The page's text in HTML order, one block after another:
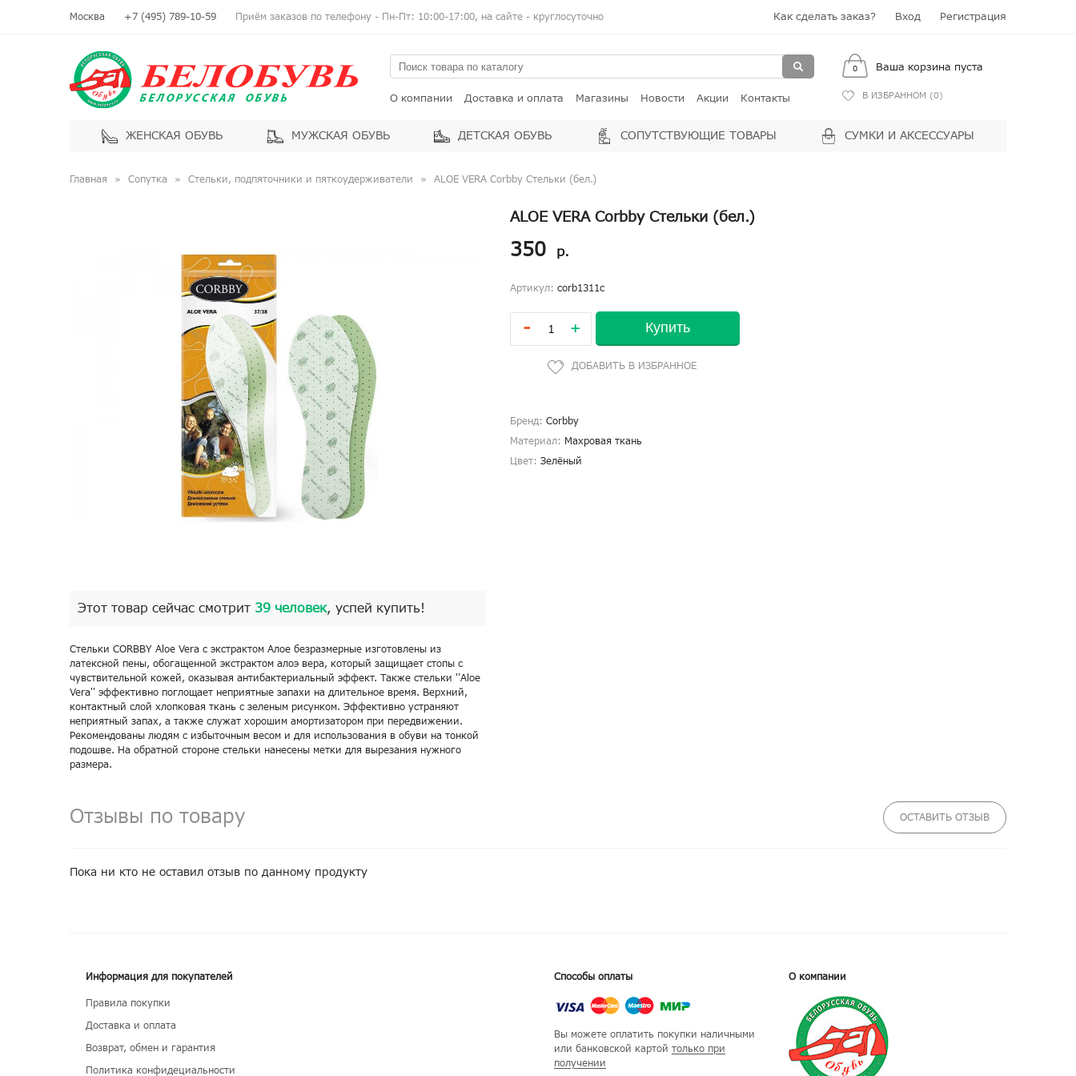
Москва +7 (495) 789-10-59 Приём заказов по телефону - Пн-Пт: 10:00-17:00, на сайте - круглосуточно Как сделать заказ? Вход Регистрация
О компании Доставка и оплата Магазины Новости Акции Контакты
0 Ваша корзина пуста
В ИЗБРАННОМ (0)
ЖЕНСКАЯ ОБУВЬ МУЖСКАЯ ОБУВЬ ДЕТСКАЯ ОБУВЬ СОПУТСТВУЮЩИЕ ТОВАРЫ СУМКИ И АКСЕССУАРЫ
Главная Сопутка Стельки, подпяточники и пяткоудерживатели ALOE VERA Corbby Стельки (бел.)
Этот товар сейчас смотрит 39 человек, успей купить!
Стельки CORBBY Aloe Vera с экстрактом Алое безразмерные изготовлены из
латексной пены, обогащенной экстрактом алоэ вера, который защищает стопы с
чувствительной кожей, оказывая антибактериальный эффект. Также стельки ''Aloe
Vera'' эффективно поглощает неприятные запахи на длительное время. Верхний,
контактный слой хлопковая ткань с зеленым рисунком. Эффективно устраняют
неприятный запах, а также служат хорошим амортизатором при передвижении.
Рекомендованы людям с избыточным весом и для использования в обуви на тонкой
подошве. На обратной стороне стельки нанесены метки для вырезания нужного
размера.
ALOE VERA Corbby Стельки (бел.)
350 р.
Артикул: corb1311c
- + Купить
Бренд: Corbby
Материал: Махровая ткань
Цвет: Зелёный
Отзывы по товару ОСТАВИТЬ ОТЗЫВ
Пока ни кто не оставил отзыв по данному продукту
Информация для покупателей
Правила покупки
Доставка и оплата
Возврат, обмен и гарантия
Политика конфидециальности
Способы оплаты
Вы можете оплатить покупки наличными
или банковской картой только при
получении
О компании